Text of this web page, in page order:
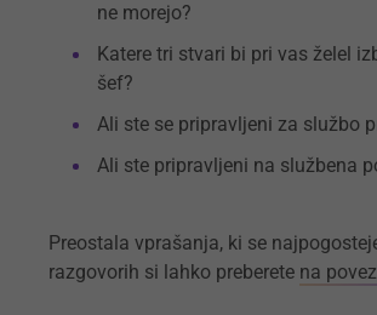
ne morejo?
Katere tri stvari bi pri vas želel
šef?
Ali ste se pripravljeni za službo
Ali ste pripravljeni na službena
Preostala vprašanja, ki se
razgovorih si lahko preberete na